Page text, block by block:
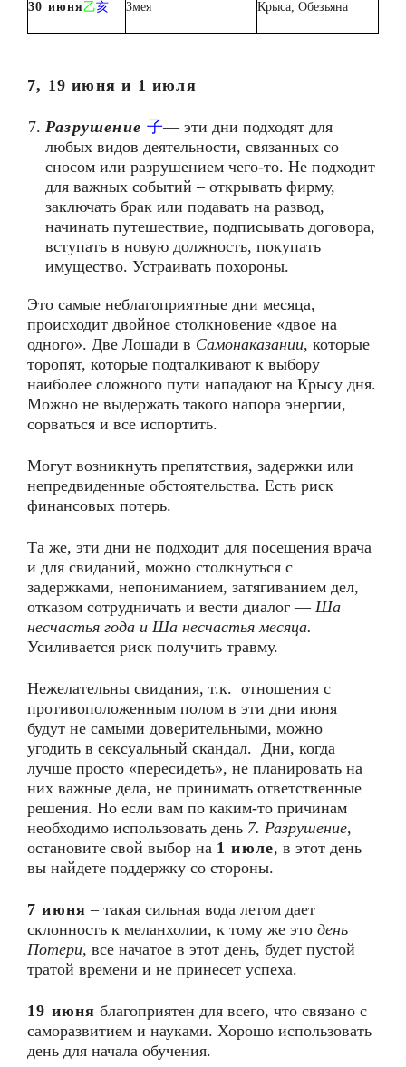
30 июня乙亥 Змея Крыса, Обезьяна
7, 19 июня и 1 июля
Разрушение 子— эти дни подходят для
любых видов деятельности, связанных со
сносом или разрушением чего-то. Не подходит
для важных событий – открывать фирму,
заключать брак или подавать на развод,
начинать путешествие, подписывать договора,
вступать в новую должность, покупать
имущество. Устраивать похороны.
Это самые неблагоприятные дни месяца,
происходит двойное столкновение «двое на
одного». Две Лошади в Самонаказании, которые
торопят, которые подталкивают к выбору
наиболее сложного пути нападают на Крысу дня.
Можно не выдержать такого напора энергии,
сорваться и все испортить.
Могут возникнуть препятствия, задержки или
непредвиденные обстоятельства. Есть риск
финансовых потерь.
Та же, эти дни не подходит для посещения врача
и для свиданий, можно столкнуться с
задержками, непониманием, затягиванием дел,
отказом сотрудничать и вести диалог — Ша
несчастья года и Ша несчастья месяца.
Усиливается риск получить травму.
Нежелательны свидания, т.к. отношения с
противоположенным полом в эти дни июня
будут не самыми доверительными, можно
угодить в сексуальный скандал. Дни, когда
лучше просто «пересидеть», не планировать на
них важные дела, не принимать ответственные
решения. Но если вам по каким-то причинам
необходимо использовать день 7. Разрушение,
остановите свой выбор на 1 июле, в этот день
вы найдете поддержку со стороны.
7 июня – такая сильная вода летом дает
склонность к меланхолии, к тому же это день
Потери, все начатое в этот день, будет пустой
тратой времени и не принесет успеха.
19 июня благоприятен для всего, что связано с
саморазвитием и науками. Хорошо использовать
день для начала обучения.